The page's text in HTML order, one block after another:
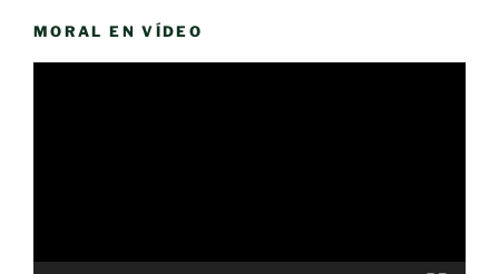
MORAL EN VÍDEO